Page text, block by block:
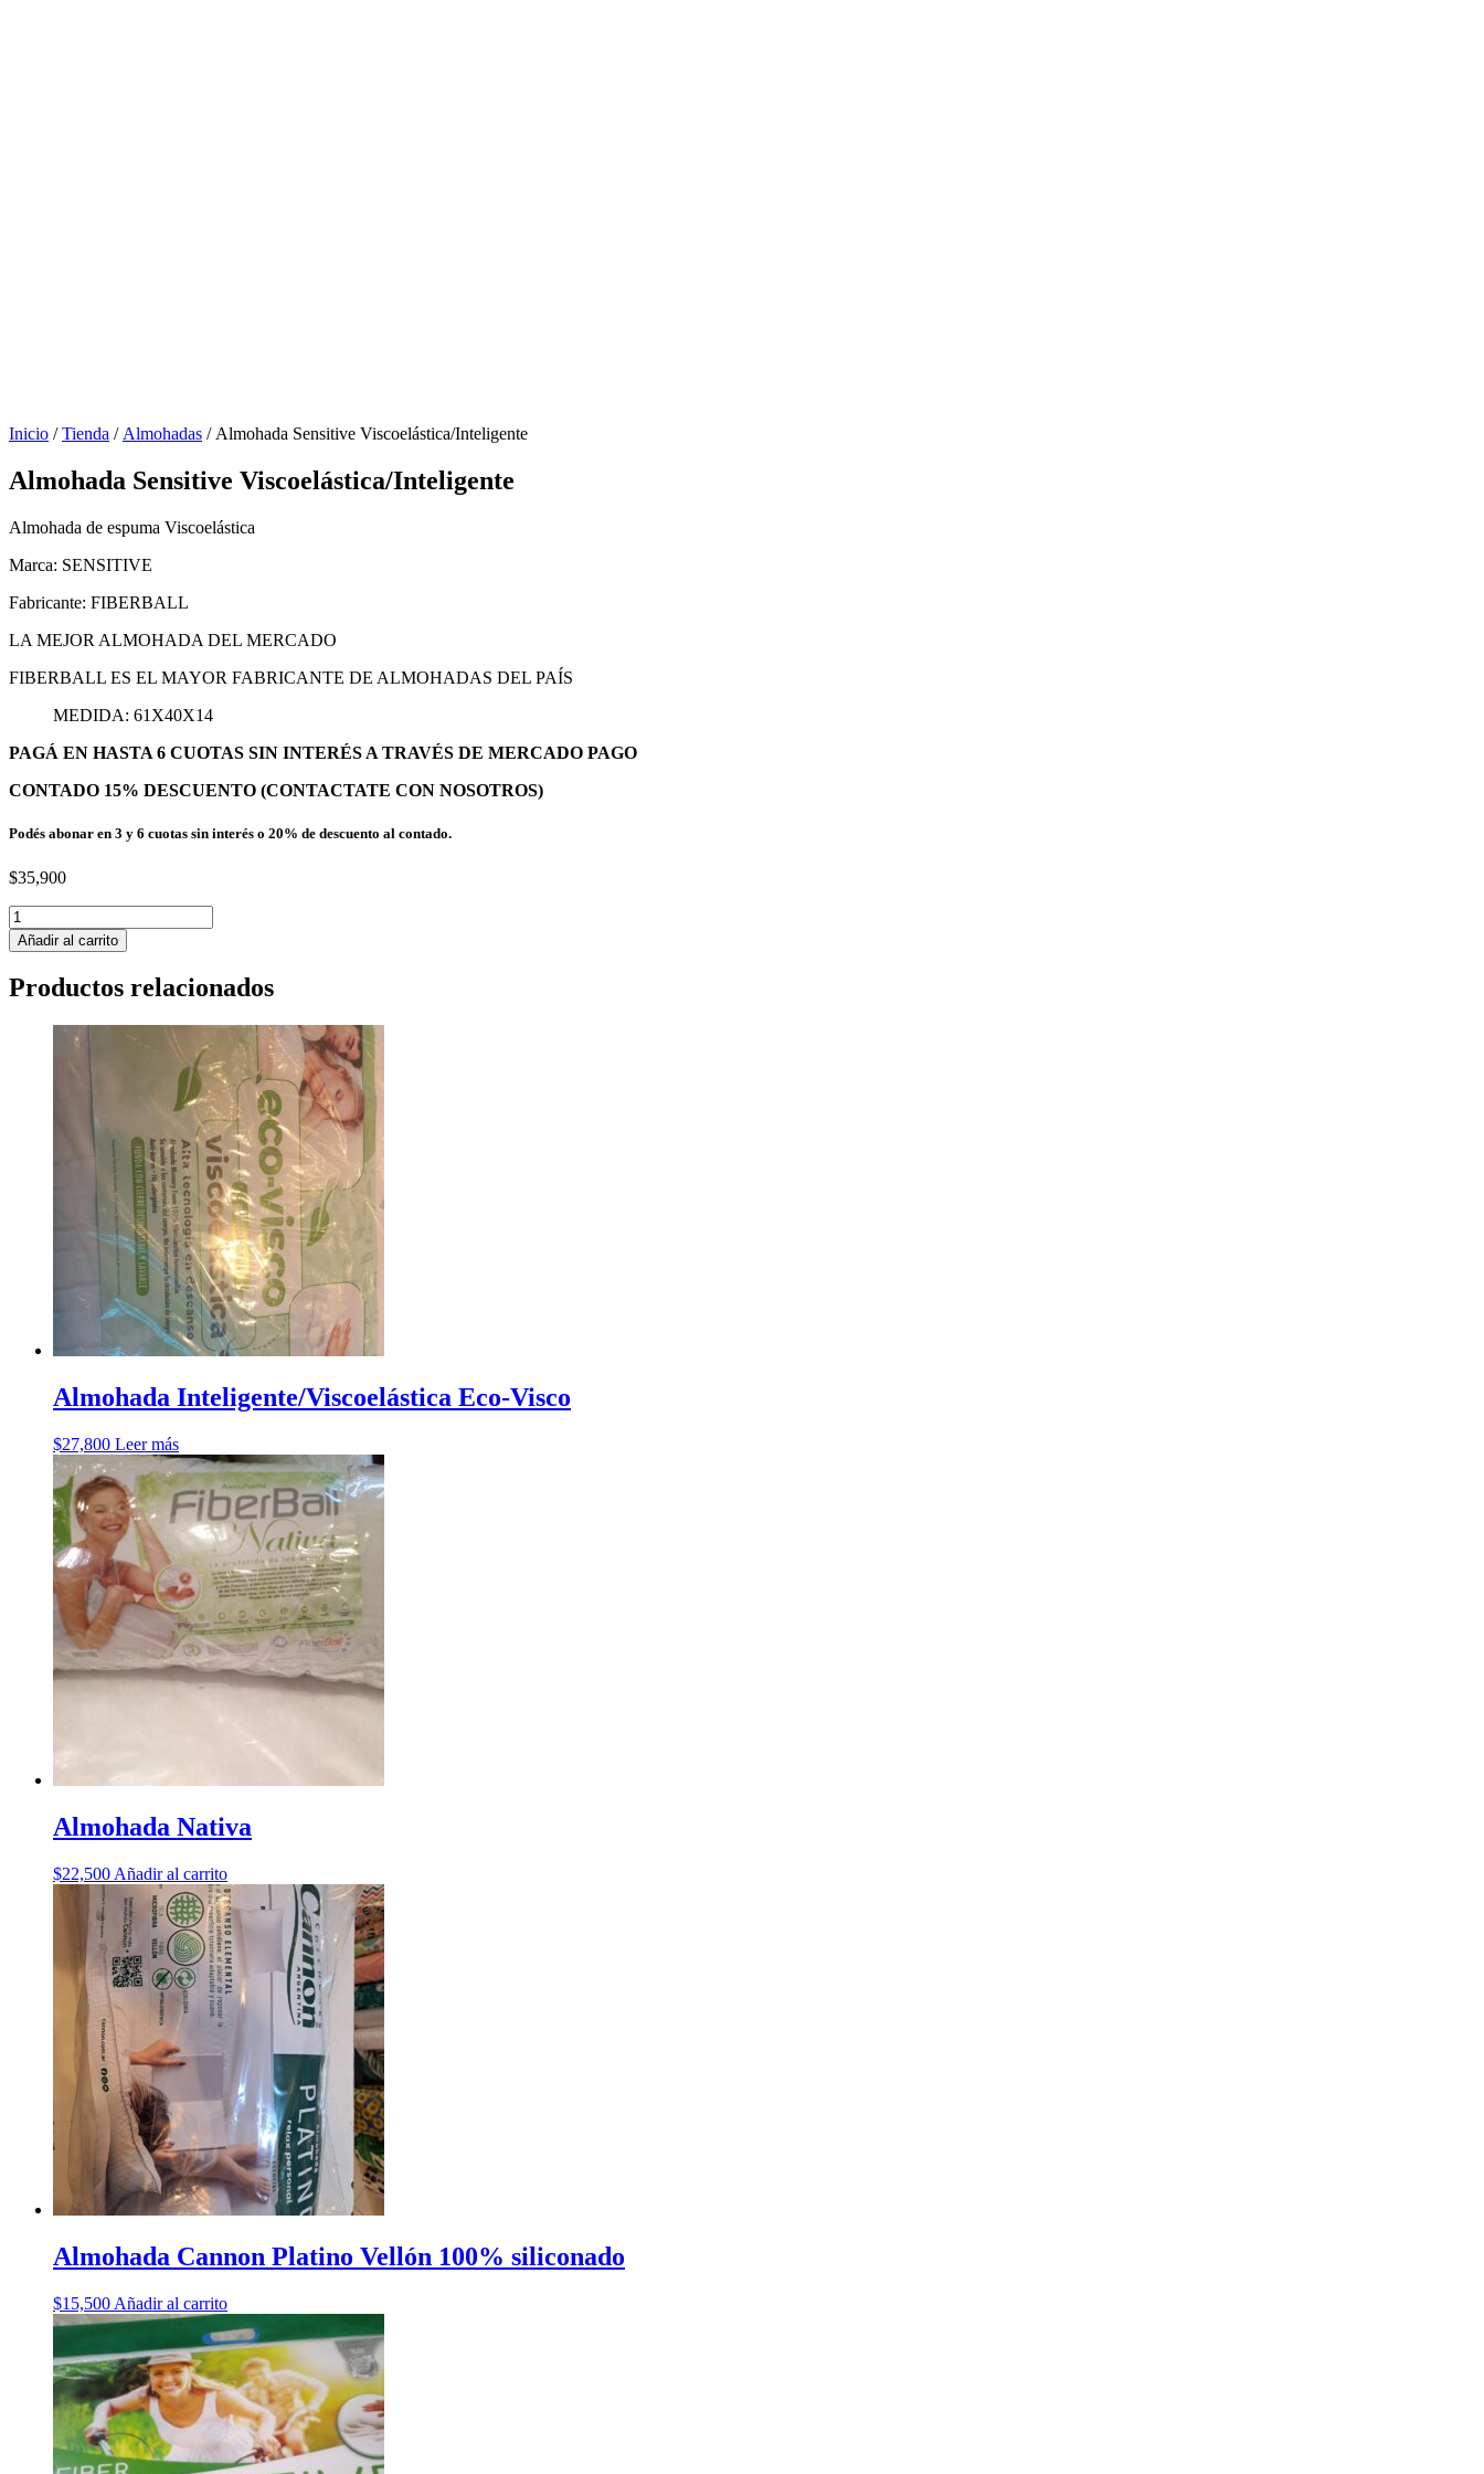
Inicio /Tienda / Almohadas / Almohada Sensitive Viscoelástica/Inteligente
Almohada Sensitive Viscoelástica/Inteligente
Almohada de espuma Viscoelástica
Marca: SENSITIVE
Fabricante: FIBERBALL
LA MEJOR ALMOHADA DEL MERCADO
FIBERBALL ES EL MAYOR FABRICANTE DE ALMOHADAS DEL PAÍS
MEDIDA: 61X40X14
PAGÁ EN HASTA 6 CUOTAS SIN INTERÉS A TRAVÉS DE MERCADO PAGO
CONTADO 15% DESCUENTO (CONTACTATE CON NOSOTROS)
Podés abonar en 3 y 6 cuotas sin interés o 20% de descuento al contado.
$35,900
Almohada
Sensitive
Viscoelástica/Inteligente
cantidad
Añadir al carrito
Productos relacionados
Almohada Inteligente/Viscoelástica Eco-Visco
$27,800 Leer más
Almohada Nativa
$22,500 Añadir al carrito
Almohada Cannon Platino Vellón 100% siliconado
$15,500 Añadir al carrito